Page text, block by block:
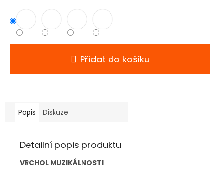
Přidat do košíku
Popis Diskuze
Detailní popis produktu
VRCHOL MUZIKÁLNOSTI